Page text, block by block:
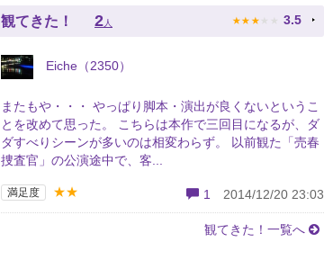
観てきた！ 2 人 ★ ★ ★ ★ ★ 3.5
Eiche（2350）
またもや・・・ やっぱり脚本・演出が良くないというこ
とを改めて思った。 こちらは本作で三回目になるが、ダ
ダすべりシーンが多いのは相変わらず。 以前観た「売春
捜査官」の公演途中で、客...
満足度 ★★ 1 2014/12/20 23:03
観てきた！一覧へ